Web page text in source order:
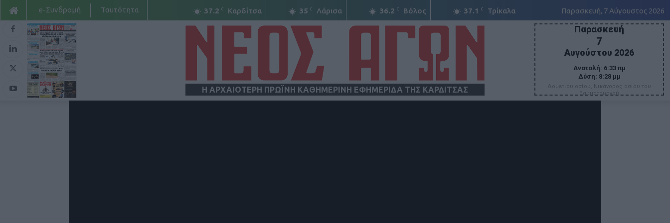
37.2 C Καρδίτσα 35 C Λάρισα 36.2 C Βόλος 37.1 C Τρίκαλα Παρασκευή, 7 Αύγουστος 2026
e-Συνδρομή Ταυτότητα
Η ΑΡΧΑΙΟΤΕΡΗ ΠΡΩΪΝΗ ΚΑΘΗΜΕΡΙΝΗ ΕΦΗΜΕΡΙΔΑ ΤΗΣ ΚΑΡΔΙΤΣΑΣ
Παρασκευή
7
Αυγούστου 2026
Ανατολή: 6:33 πμ
Δύση: 8:28 μμ
Δομετίου οσίου, Νικάνορος οσίου του
θαυματουργού